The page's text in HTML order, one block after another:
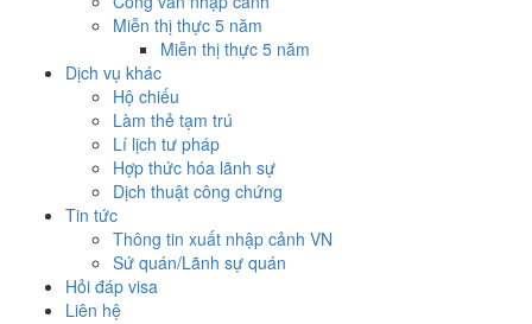
Miễn thị thực 5 năm
Miễn thị thực 5 năm
Dịch vụ khác
Hộ chiếu
Làm thẻ tạm trú
Lí lịch tư pháp
Hợp thức hóa lãnh sự
Dịch thuật công chứng
Tin tức
Thông tin xuất nhập cảnh VN
Sứ quán/Lãnh sự quán
Hỏi đáp visa
Liên hệ